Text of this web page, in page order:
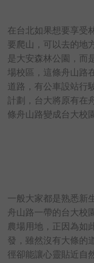
在台北如果想要享受
要爬山，可以去的地
是大安森林公園，而
場校區，這條舟山路
道路，有公車設站行
計劃，台大將原有在
條舟山路變成台大校
一般大家都是熟悉新
舟山路一帶的台大校
農場用地，正因為如
發，雖然沒有大條的
徑卻能讓心靈貼近自